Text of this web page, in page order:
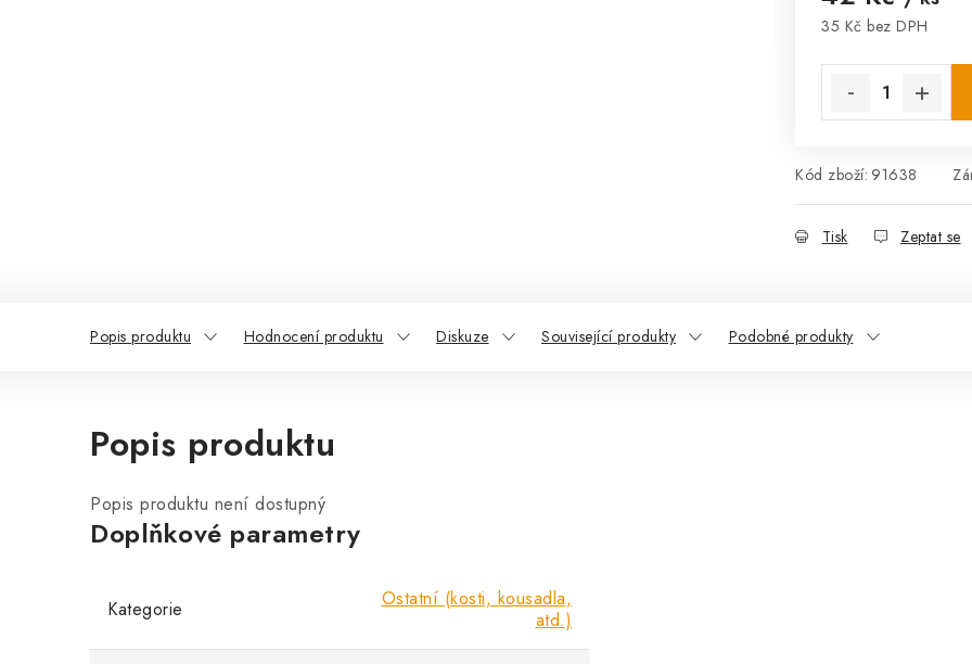
35 Kč bez DPH
Kód zboží: 91638
Tisk Zeptat se
Popis produktu Hodnocení produktu Diskuze Související produkty Podobné produkty
Popis produktu
Popis produktu není dostupný
Doplňkové parametry
Kategorie
Ostatní (kosti, kousadla,
atd.)